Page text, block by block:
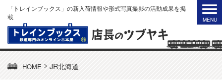
「トレインブックス」の新入荷情報や形式写真撮影の活動成果を掲
載
HOME > JR北海道